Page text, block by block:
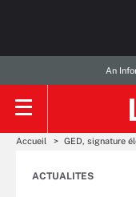
An
Accueil GED, signature
ACTUALITES